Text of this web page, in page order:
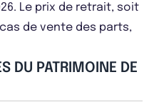
Le prix de retrait, soit
de vente des parts,
DU PATRIMOINE DE